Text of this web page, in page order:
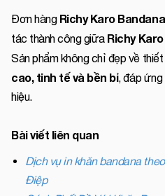
Đơn hàng Richy Karo Bandana
tác thành công giữa Richy
Sản phẩm không chỉ đẹp về
cao, tinh tế và bền bỉ, đáp ứng
hiệu.
Bài viết liên quan
Dịch vụ in khăn bandana
Điệp